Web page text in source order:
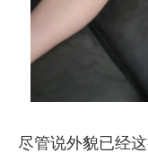
尽管说外貌已经